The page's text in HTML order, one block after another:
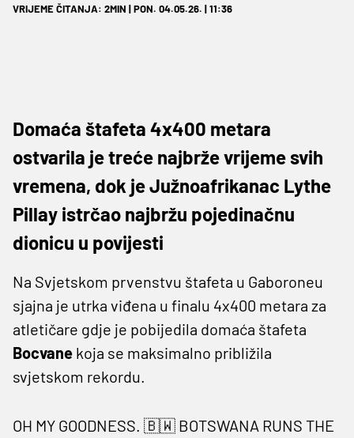
VRIJEME ČITANJA: 2MIN | PON. 04.05.26. | 11:36
Domaća štafeta 4x400 metara
ostvarila je treće najbrže vrijeme svih
vremena, dok je Južnoafrikanac Lythe
Pillay istrčao najbržu pojedinačnu
dionicu u povijesti
Na Svjetskom prvenstvu štafeta u Gaboroneu
sjajna je utrka viđena u finalu 4x400 metara za
atletičare gdje je pobijedila domaća štafeta
Bocvane koja se maksimalno približila
svjetskom rekordu.
OH MY GOODNESS. 🇧🇼 BOTSWANA RUNS THE